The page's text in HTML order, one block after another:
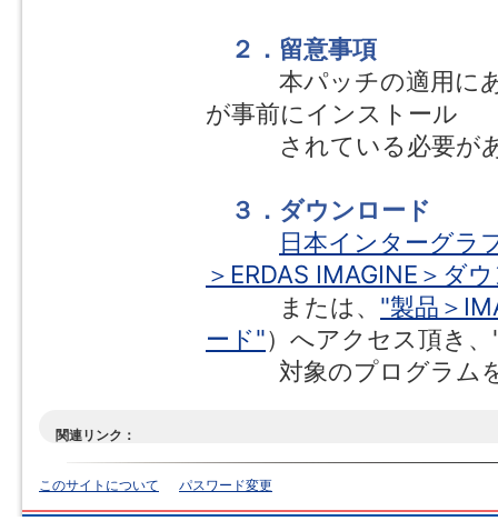
２．留意事項
本パッチの適用にあ
が事前にインストール
されている必要があ
３．ダウンロード
日本インターグラ
＞ERDAS IMAGINE＞ダ
または、 "製品＞
ード"）へアクセス頂き
対象のプログラムを
関連リンク：
このサイトについて パスワード変更